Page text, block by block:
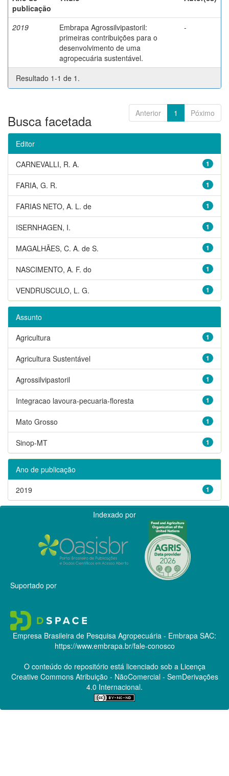
publicação
2019
Embrapa Agrossilvipastoril:
primeiras contribuições para o
desenvolvimento de uma
agropecuária sustentável.
-
Resultado 1-1 de 1.
Anterior 1 Póximo
Busca facetada
Editor
1
CARNEVALLI, R. A.
1
FARIA, G. R.
1
FARIAS NETO, A. L. de
1
ISERNHAGEN, I.
1
MAGALHÃES, C. A. de S.
1
NASCIMENTO, A. F. do
1
VENDRUSCULO, L. G.
Assunto
1
Agricultura
1
Agricultura Sustentável
1
Agrossilvipastoril
1
Integracao lavoura-pecuaria-floresta
1
Mato Grosso
1
Sinop-MT
Ano de publicação
1
2019
Indexado por
Suportado por
Empresa Brasileira de Pesquisa Agropecuária - Embrapa SAC:
https://www.embrapa.br/fale-conosco
O conteúdo do repositório está licenciado sob a Licença
Creative CommonsAtribuição - NãoComercial - SemDerivações
4.0 Internacional.